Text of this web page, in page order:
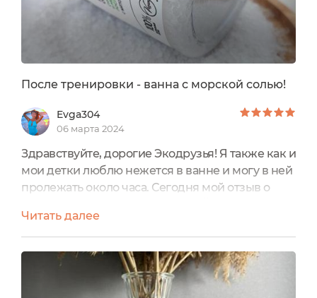
После тренировки - ванна с морской солью!
Evga304
06 марта 2024
Здравствуйте, дорогие Экодрузья! Я также как и
мои детки люблю нежется в ванне и могу в ней
пролежать около часа. Сегодня мой отзыв о
ВАННЫ "СНЯТИЕ УСТАЛОСТИ И МЫШЕЧНОГО
НАПРЯЖЕНИЯ" после занятий спортом с мятой
и лавандой от Siberina. Упаковка: Соль
упакована в большую пластиковую баночку,
объёмом 600 гр. Соли много не бывает. По
Читать далее